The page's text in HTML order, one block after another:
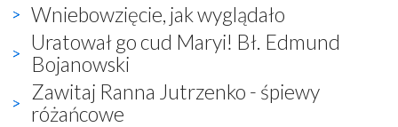
Wniebowzięcie, jak wyglądało
Uratował go cud Maryi! Bł. Edmund
Bojanowski
Zawitaj Ranna Jutrzenko - śpiewy
różańcowe